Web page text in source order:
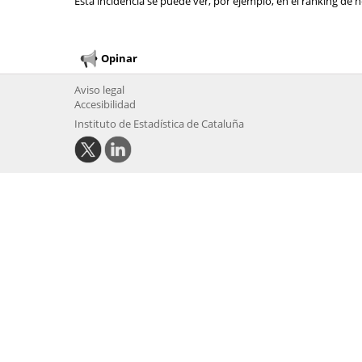
Opinar
Aviso legal
Accesibilidad
Instituto de Estadística de Cataluña